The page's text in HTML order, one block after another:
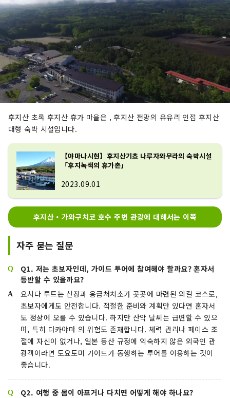
후지산 초록 후지산 휴가 마을은 , 후지산 전망의 유유리 인접 후지산
대형 숙박 시설입니다.
【야마나시현】후지산기쵸 나루자와무라의 숙박시설
「후지녹색의 휴가촌」
2023.09.01
후지산・가와구치코 호수 주변 관광에 대해서는 이쪽
자주 묻는 질문
Q1. 저는 초보자인데, 가이드 투어에 참여해야 할까요? 혼자서
등반할 수 있을까요?
요시다 루트는 산장과 응급처치소가 곳곳에 마련된 외길 코스로,
초보자에게도 안전합니다. 적절한 준비와 계획만 있다면 혼자서
도 정상에 오를 수 있습니다. 하지만 산악 날씨는 급변할 수 있으
며, 특히 다카야마 의 위험도 존재합니다. 체력 관리나 페이스 조
절에 자신이 없거나, 일본 등산 규정에 익숙하지 않은 외국인 관
광객이라면 도요토미 가이드가 동행하는 투어를 이용하는 것이
좋습니다.
Q2. 여행 중 몸이 아프거나 다치면 어떻게 해야 하나요?